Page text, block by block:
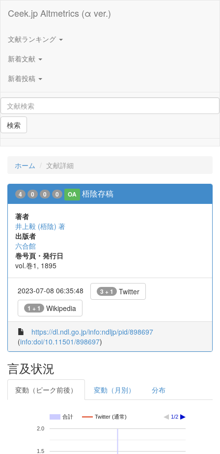
Ceek.jp Altmetrics (α ver.)
文献ランキング
新着文献
新着投稿
検索
ホーム 文献詳細
4 0 0 0 OA 梧陰存稿
著者
井上毅 (梧陰) 著
出版者
六合館
巻号頁・発行日
vol.巻1, 1895
2023-07-08 06:35:48 3 + 1 Twitter
1 + 1 Wikipedia
https://dl.ndl.go.jp/info:ndljp/pid/898697
(info:doi/10.11501/898697)
言及状況
変動（ピーク前後） 変動（月別） 分布
合計 Twitter (通常) 1/2
1.5
2.0